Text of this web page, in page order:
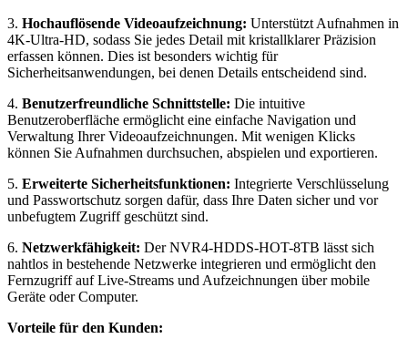
3. Hochauflösende Videoaufzeichnung: Unterstützt Aufnahmen in
4K-Ultra-HD, sodass Sie jedes Detail mit kristallklarer Präzision
erfassen können. Dies ist besonders wichtig für
Sicherheitsanwendungen, bei denen Details entscheidend sind.
4. Benutzerfreundliche Schnittstelle: Die intuitive
Benutzeroberfläche ermöglicht eine einfache Navigation und
Verwaltung Ihrer Videoaufzeichnungen. Mit wenigen Klicks
können Sie Aufnahmen durchsuchen, abspielen und exportieren.
5. Erweiterte Sicherheitsfunktionen: Integrierte Verschlüsselung
und Passwortschutz sorgen dafür, dass Ihre Daten sicher und vor
unbefugtem Zugriff geschützt sind.
6. Netzwerkfähigkeit: Der NVR4-HDDS-HOT-8TB lässt sich
nahtlos in bestehende Netzwerke integrieren und ermöglicht den
Fernzugriff auf Live-Streams und Aufzeichnungen über mobile
Geräte oder Computer.
Vorteile für den Kunden: